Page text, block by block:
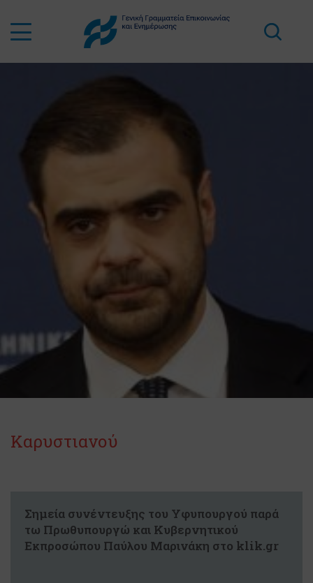
Καρυστιανού
Σημεία συνέντευξης του Υφυπουργού παρά
τω Πρωθυπουργώ και Κυβερνητικού
Εκπροσώπου Παύλου Μαρινάκη στo klik.gr